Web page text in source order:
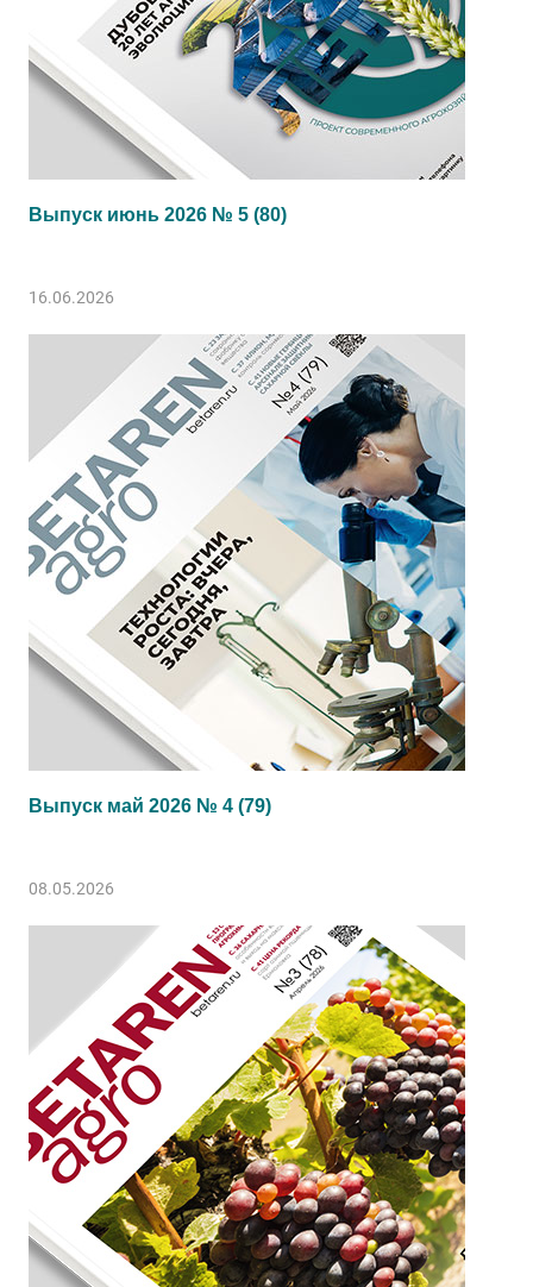
Выпуск июнь 2026 № 5 (80)
16.06.2026
Выпуск май 2026 № 4 (79)
08.05.2026